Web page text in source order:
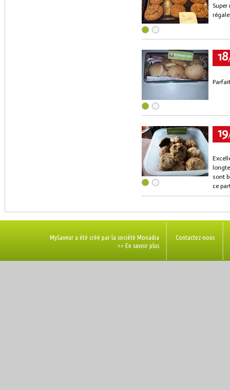
18
19
sont
ce
MySaveur a été créé par la société Monadia
>> En savoir plus
Contactez-nous